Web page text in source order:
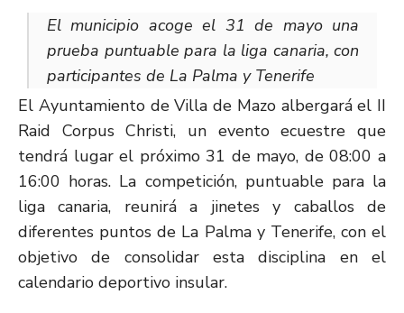
El municipio acoge el 31 de mayo una
prueba puntuable para la liga canaria, con
participantes de La Palma y Tenerife
El Ayuntamiento de Villa de Mazo albergará el II
Raid Corpus Christi, un evento ecuestre que
tendrá lugar el próximo 31 de mayo, de 08:00 a
16:00 horas. La competición, puntuable para la
liga canaria, reunirá a jinetes y caballos de
diferentes puntos de La Palma y Tenerife, con el
objetivo de consolidar esta disciplina en el
calendario deportivo insular.